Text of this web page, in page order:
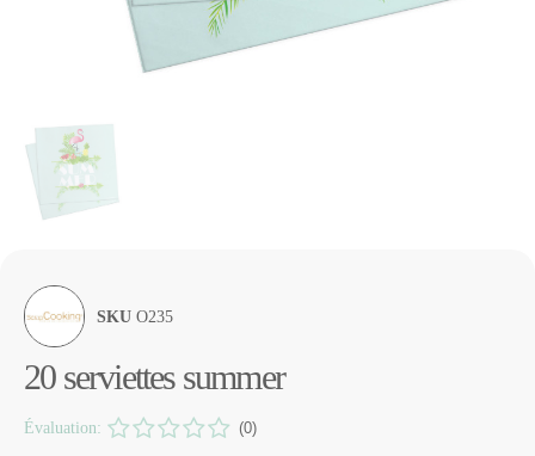
SKU O235
20 serviettes summer
Évaluation: (0)